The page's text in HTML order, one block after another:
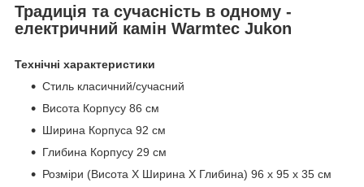
Традиція та сучасність в одному -
електричний камін Warmtec Jukon
Технічні характеристики
Стиль класичний/сучасний
Висота Корпусу 86 см
Ширина Корпуса 92 см
Глибина Корпусу 29 см
Розміри (Висота Х Ширина Х Глибина) 96 х 95 х 35 см